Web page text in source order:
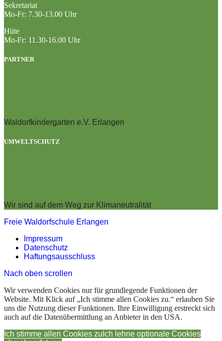
Sekretariat
Mo-Fr: 7.30-13.00 Uhr
Hüte
Mo-Fr: 11.30-16.00 Uhr
PARTNER
Waldorfkindergarten e.V. Erlangen
UMWELTSCHUTZ
Wir sind auf dem Weg zur Klimaneutralität
Freie Waldorfschule Erlangen
Impressum
Datenschutz
Haftungsausschluss
Nach oben scrollen
Wir verwenden Cookies nur für grundlegende Funktionen der
Website. Mit Klick auf „Ich stimme allen Cookies zu.“ erlauben Sie
uns die Nutzung dieser Funktionen. Ihre Einwilligung erstreckt sich
auch auf die Datenübermittlung an Anbieter in den USA.
Ich stimme allen Cookies zu Ich lehne optionale Cookies